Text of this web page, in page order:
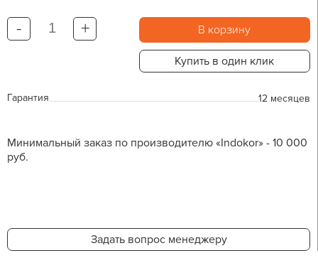
- + В корзину
Купить в один клик
Гарантия 12 месяцев
Минимальный заказ по производителю «Indokor» - 10 000
руб.
Задать вопрос менеджеру